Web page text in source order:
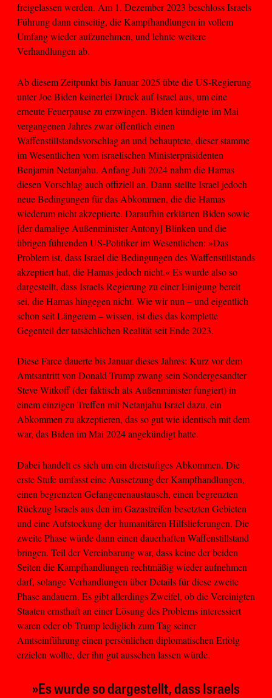
freigelassen werden. Am 1. Dezember 2023 beschloss Israels
Führung dann einseitig, die Kampfhandlungen in vollem
Umfang wieder aufzunehmen, und lehnte weitere
Verhandlungen ab.
Ab diesem Zeitpunkt bis Januar 2025 übte die US-Regierung
unter Joe Biden keinerlei Druck auf Israel aus, um eine
erneute Feuerpause zu erzwingen. Biden kündigte im Mai
vergangenen Jahres zwar öffentlich einen
Waffenstillstandsvorschlag an und behauptete, dieser stamme
im Wesentlichen vom israelischen Ministerpräsidenten
Benjamin Netanjahu. Anfang Juli 2024 nahm die Hamas
diesen Vorschlag auch offiziell an. Dann stellte Israel jedoch
neue Bedingungen für das Abkommen, die die Hamas
wiederum nicht akzeptierte. Daraufhin erklärten Biden sowie
[der damalige Außenminister Antony] Blinken und die
übrigen führenden US-Politiker im Wesentlichen: »Das
Problem ist, dass Israel die Bedingungen des Waffenstillstands
akzeptiert hat, die Hamas jedoch nicht.« Es wurde also so
dargestellt, dass Israels Regierung zu einer Einigung bereit
sei, die Hamas hingegen nicht. Wie wir nun – und eigentlich
schon seit Längerem – wissen, ist dies das komplette
Gegenteil der tatsächlichen Realität seit Ende 2023.
Diese Farce dauerte bis Januar dieses Jahres: Kurz vor dem
Amtsantritt von Donald Trump zwang sein Sondergesandter
Steve Witkoff (der faktisch als Außenminister fungiert) in
einem einzigen Treffen mit Netanjahu Israel dazu, ein
Abkommen zu akzeptieren, das so gut wie identisch mit dem
war, das Biden im Mai 2024 angekündigt hatte.
Dabei handelt es sich um ein dreistufiges Abkommen. Die
erste Stufe umfasst eine Aussetzung der Kampfhandlungen,
einen begrenzten Gefangenenaustausch, einen begrenzten
Rückzug Israels aus den im Gazastreifen besetzten Gebieten
und eine Aufstockung der humanitären Hilfslieferungen. Die
zweite Phase würde dann einen dauerhaften Waffenstillstand
bringen. Teil der Vereinbarung war, dass keine der beiden
Seiten die Kampfhandlungen rechtmäßig wieder aufnehmen
darf, solange Verhandlungen über Details für diese zweite
Phase andauern. Es gibt allerdings Zweifel, ob die Vereinigten
Staaten ernsthaft an einer Lösung des Problems interessiert
waren oder ob Trump lediglich zum Tag seiner
Amtseinführung einen persönlichen diplomatischen Erfolg
erzielen wollte, der ihn gut aussehen lassen würde.
»Es wurde so dargestellt, dass Israels